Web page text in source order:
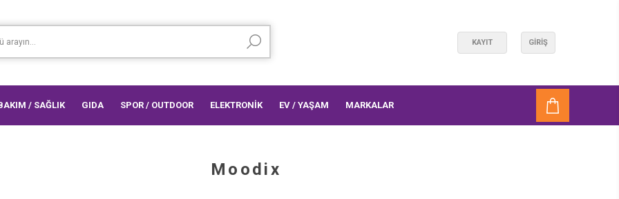
KAYIT GIRIŞ
/ SAĞLIK GIDA SPOR / OUTDOOR ELEKTRONİK EV / YAŞAM MARKALAR
Moodix